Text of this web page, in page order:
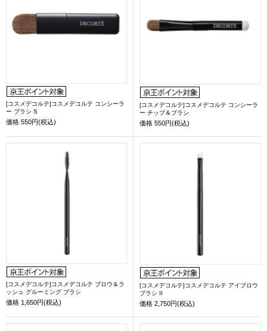
[コスメデコルテ]コスメデコルテ コンシーラ
ー ブラシ S
価格 550円(税込)
[コスメデコルテ]コスメデコルテ コンシーラ
ー チップ＆ブラシ
価格 550円(税込)
[コスメデコルテ]コスメデコルテ ブロウ＆ラ
ッシュ グルーミング ブラシ
価格 1,650円(税込)
[コスメデコルテ]コスメデコルテ アイブロウ
ブラシ II
価格 2,750円(税込)